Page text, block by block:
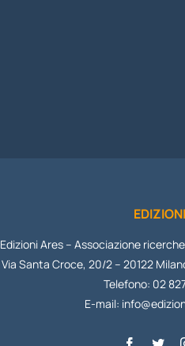
Edizioni Ares – Associazione
Via Santa Croce, 20/2 – 20122
Telefono: 02
E-mail: